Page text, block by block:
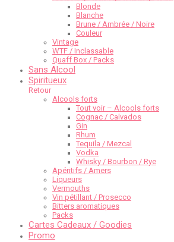
Blonde
Blanche
Brune / Ambrée / Noire
Couleur
Vintage
WTF / Inclassable
Quaff Box / Packs
Sans Alcool
Spiritueux
Retour
Alcools forts
Tout voir – Alcools forts
Cognac / Calvados
Gin
Rhum
Tequila / Mezcal
Vodka
Whisky / Bourbon / Rye
Apéritifs / Amers
Liqueurs
Vermouths
Vin pétillant / Prosecco
Bitters aromatiques
Packs
Cartes Cadeaux / Goodies
Promo